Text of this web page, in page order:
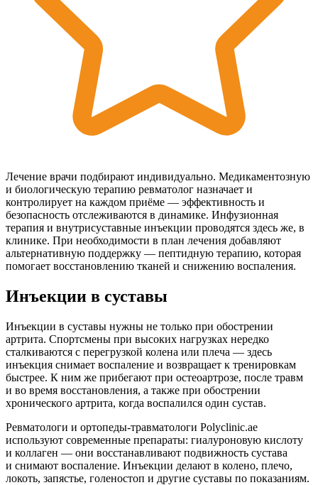
Лечение врачи подбирают индивидуально. Медикаментозную
и биологическую терапию ревматолог назначает и
контролирует на каждом приёме — эффективность и
безопасность отслеживаются в динамике. Инфузионная
терапия и внутрисуставные инъекции проводятся здесь же, в
клинике. При необходимости в план лечения добавляют
альтернативную поддержку — пептидную терапию, которая
помогает восстановлению тканей и снижению воспаления.
Инъекции в суставы
Инъекции в суставы нужны не только при обострении
артрита. Спортсмены при высоких нагрузках нередко
сталкиваются с перегрузкой колена или плеча — здесь
инъекция снимает воспаление и возвращает к тренировкам
быстрее. К ним же прибегают при остеоартрозе, после травм
и во время восстановления, а также при обострении
хронического артрита, когда воспалился один сустав.
Ревматологи и ортопеды-травматологи Polyclinic.ae
используют современные препараты: гиалуроновую кислоту
и коллаген — они восстанавливают подвижность сустава
и снимают воспаление. Инъекции делают в колено, плечо,
локоть, запястье, голеностоп и другие суставы по показаниям.